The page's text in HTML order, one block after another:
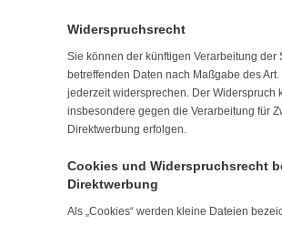
Widerspruchsrecht
Sie können der künftigen Verarbeitung der
betreffenden Daten nach Maßgabe des Art.
jederzeit widersprechen. Der Widerspruch
insbesondere gegen die Verarbeitung für
Direktwerbung erfolgen.
Cookies und Widerspruchsrecht
Direktwerbung
Als „Cookies“ werden kleine Dateien